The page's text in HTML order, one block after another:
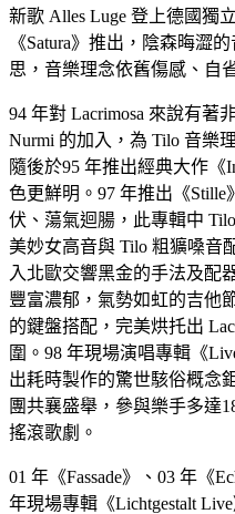
新歌 Alles Luge 登上德國獨
《Satura》推出，陰森晦澀
思，音樂理念依舊傷感、自
94 年對 Lacrimosa 來說有著
Nurmi 的加入，為 Tilo 音樂
隨後於95 年推出經典大作《
色更鮮明。97 年推出《
伏、蕩氣迴腸，此專輯中
美妙女高音與 Tilo 粗獷嗓音
入北歐交響黑金的手法及配
豐富濃郁，氣勢如虹的吉他
的鍵盤搭配，完美烘托出
圍。98 年現場演唱專輯《
出耗時製作的驚世駭俗概念
團共襄盛舉，參與樂手多達
搖滾歌劇。
01 年《Fassade》、03 年《
年現場專輯《Lichtgestalt